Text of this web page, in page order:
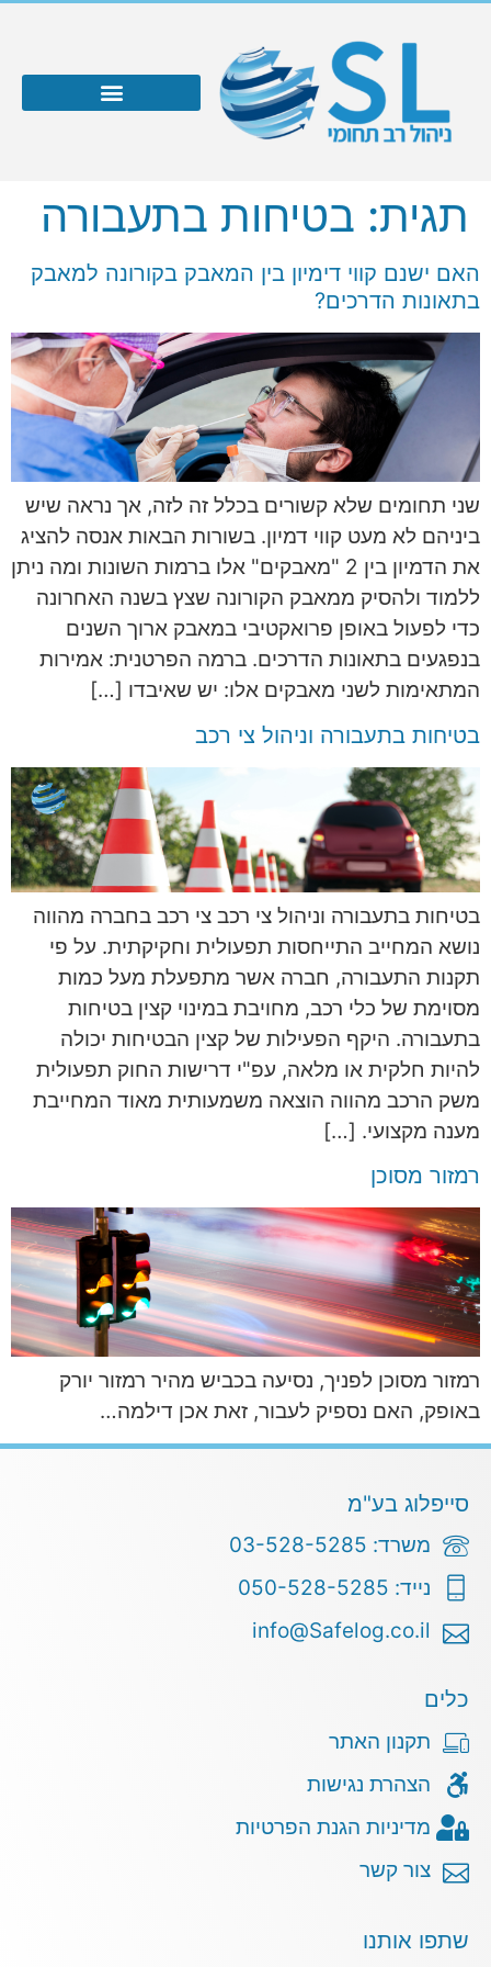
תגית: בטיחות בתעבורה
האם ישנם קווי דימיון בין המאבק בקורונה למאבק
בתאונות הדרכים?
שני תחומים שלא קשורים בכלל זה לזה, אך נראה שיש
ביניהם לא מעט קווי דמיון. בשורות הבאות אנסה להציג
את הדמיון בין 2 "מאבקים" אלו ברמות השונות ומה ניתן
ללמוד ולהסיק ממאבק הקורונה שצץ בשנה האחרונה
כדי לפעול באופן פרואקטיבי במאבק ארוך השנים
בנפגעים בתאונות הדרכים. ברמה הפרטנית: אמירות
המתאימות לשני מאבקים אלו: יש שאיבדו […]
בטיחות בתעבורה וניהול צי רכב
בטיחות בתעבורה וניהול צי רכב צי רכב בחברה מהווה
נושא המחייב התייחסות תפעולית וחקיקתית. על פי
תקנות התעבורה, חברה אשר מתפעלת מעל כמות
מסוימת של כלי רכב, מחויבת במינוי קצין בטיחות
בתעבורה. היקף הפעילות של קצין הבטיחות יכולה
להיות חלקית או מלאה, עפ"י דרישות החוק תפעולית
משק הרכב מהווה הוצאה משמעותית מאוד המחייבת
מענה מקצועי. […]
רמזור מסוכן
רמזור מסוכן לפניך, נסיעה בכביש מהיר רמזור יורק
באופק, האם נספיק לעבור, זאת אכן דילמה…
סייפלוג בע"מ
משרד: 03-528-5285
נייד: 050-528-5285
info@Safelog.co.il
כלים
תקנון האתר
הצהרת נגישות
מדיניות הגנת הפרטיות
צור קשר
שתפו אותנו